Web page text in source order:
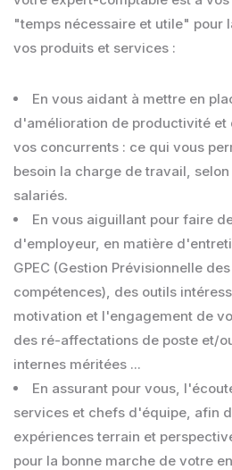
"temps nécessaire et utile" pour
vos produits et services :
En vous aidant à mettre en
d'amélioration de productivité et
vos concurrents : ce qui vous
besoin la charge de travail,
salariés.
En vous aiguillant pour faire
d'employeur, en matière
GPEC (Gestion Prévisionnelle
compétences), des outils
motivation et l'engagement de
des ré-affectations de poste et/
internes méritées ...
En assurant pour vous,
services et chefs d'équipe, afin
expériences terrain et
pour la bonne marche de votre